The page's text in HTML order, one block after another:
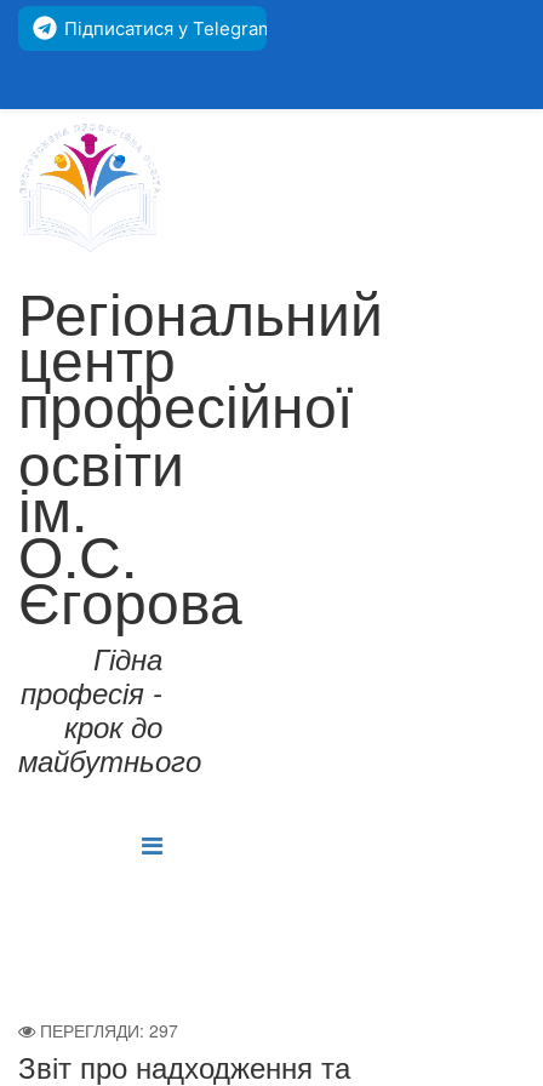
Підписатися у Telegram
Регіональний
центр
професійної
освіти
ім.
О.С.
Єгорова
Гідна
професія -
крок до
майбутнього
ПЕРЕГЛЯДИ: 297
Звіт про надходження та